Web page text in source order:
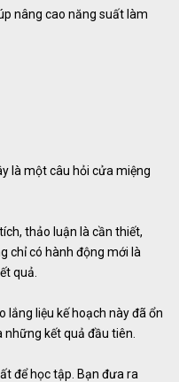
nâng cao năng suất làm
là một câu hỏi cửa miệng
thảo luận là cần thiết,
chỉ có hành động mới là
quả.
lắng liệu kế hoạch này đã ổn
kết quả đầu tiên.
để học tập. Bạn đưa ra